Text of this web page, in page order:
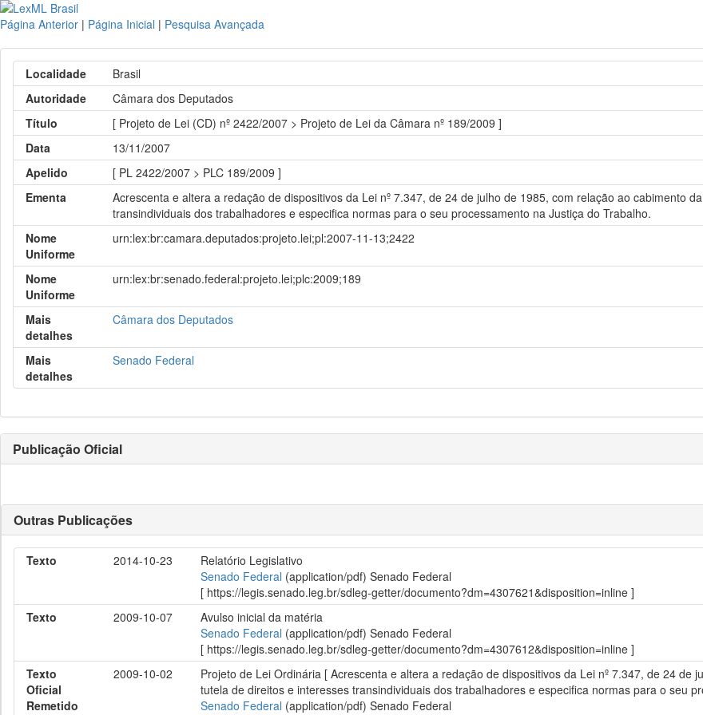
Página Anterior | Página Inicial | Pesquisa Avançada
Localidade
Brasil
Autoridade
Câmara dos Deputados
Título
[ Projeto de Lei (CD) nº 2422/2007 > Projeto de Lei da Câmara nº 189/2009 ]
Data
13/11/2007
Apelido
[ PL 2422/2007 > PLC 189/2009 ]
Ementa
Acrescenta e altera a redação de dispositivos da Lei nº 7.347, de 24 de julho de 1985, com relação ao cabimento
transindividuais dos trabalhadores e especifica normas para o seu processamento na Justiça do Trabalho.
Nome
Uniforme
urn:lex:br:camara.deputados:projeto.lei;pl:2007-11-13;2422
Nome
Uniforme
urn:lex:br:senado.federal:projeto.lei;plc:2009;189
Mais
detalhes
Câmara dos Deputados
Mais
detalhes
Senado Federal
Publicação Oficial
Outras Publicações
Texto 2014-10-23
Relatório Legislativo
Senado Federal (application/pdf) Senado Federal
[ https://legis.senado.leg.br/sdleg-getter/documento?dm=4307621&disposition=inline ]
Texto
2009-10-07
Avulso inicial da matéria
Senado Federal (application/pdf) Senado Federal
[ https://legis.senado.leg.br/sdleg-getter/documento?dm=4307612&disposition=inline ]
Texto
Oficial
Remetido
2009-10-02
Projeto de Lei Ordinária [ Acrescenta e altera a redação de dispositivos da Lei nº 7.347, de 24
tutela de direitos e interesses transindividuais dos trabalhadores e especifica normas para o seu
Senado Federal (application/pdf) Senado Federal